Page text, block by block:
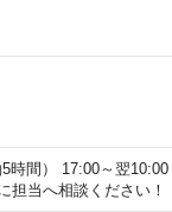
間） 17:00～翌10:00
担当へ相談ください！